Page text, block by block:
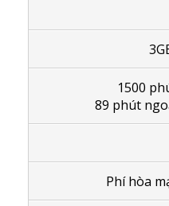
1500
89 phút
Phí hòa